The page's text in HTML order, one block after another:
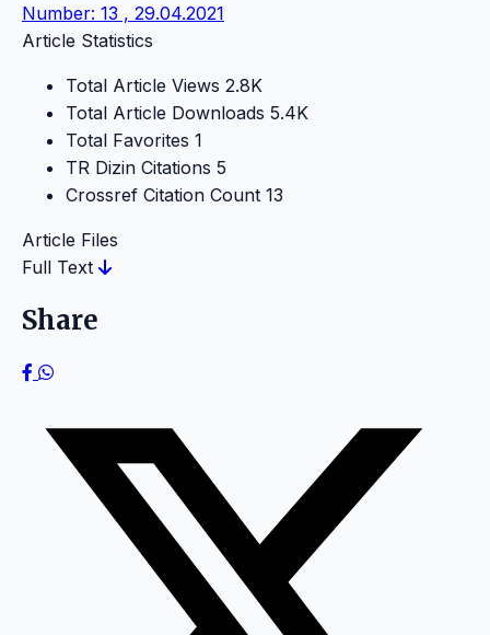
Number: 13 , 29.04.2021
Article Statistics
Total Article Views 2.8K
Total Article Downloads 5.4K
Total Favorites 1
TR Dizin Citations 5
Crossref Citation Count 13
Article Files
Full Text
Share